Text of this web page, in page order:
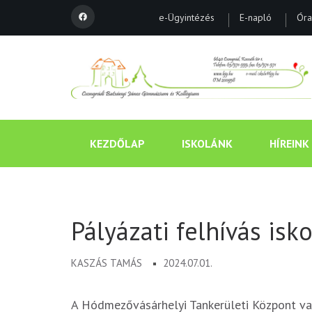
e-Ügyintézés E-napló
KEZDŐLAP ISKOLÁNK HÍREINK
Pályázati felhívás
KASZÁS TAMÁS 2024.07.01.
A Hódmezővásárhelyi Tankerületi Központ